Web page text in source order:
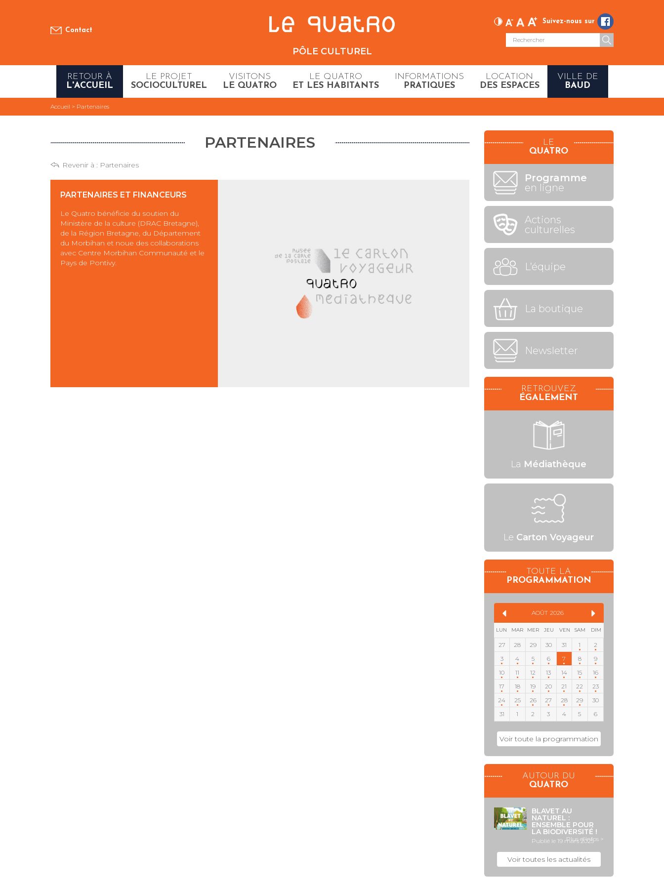
Contact
PÔLE CULTUREL
Suivez-nous sur
RETOUR À
L'ACCUEIL
LE PROJET
SOCIOCULTUREL
VISITONS
LE QUATRO
LE QUATRO
ET LES HABITANTS
INFORMATIONS
PRATIQUES
LOCATION
DES ESPACES
VILLE DE
BAUD
Accueil > Partenaires
PARTENAIRES
Revenir à : Partenaires
PARTENAIRES ET FINANCEURS
Le Quatro bénéficie du soutien du
Ministère de la culture (DRAC Bretagne),
de la Région Bretagne, du Département
du Morbihan et noue des collaborations
avec Centre Morbihan Communauté et le
Pays de Pontivy.
LE
QUATRO
Programme
en ligne
Actions
culturelles
L’équipe
La boutique
Newsletter
RETROUVEZ
ÉGALEMENT
La Médiathèque
Le Carton Voyageur
TOUTE LA
PROGRAMMATION
AOÛT 2026
LUN MAR MER JEU VEN SAM DIM
27 28 29 30 31 1
2
3
4 5 6 7 8
9
10
11 12 13 14 15
16
17
18 19 20 21 22
23
24
25 26 27 28 29
30
31
1 2 3 4 5 6
Voir toute la programmation
AUTOUR DU
QUATRO
BLAVET AU
NATUREL :
ENSEMBLE POUR
LA BIODIVERSITÉ !
Publié le 19 mars 2025
Plus d'infos >
Voir toutes les actualités